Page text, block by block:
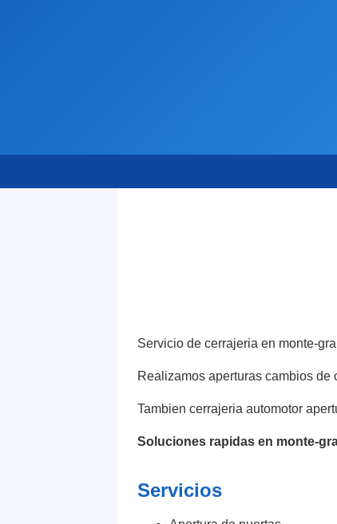
Servicio de cerrajeria en monte-
Realizamos aperturas cambios de
Tambien cerrajeria automotor
Soluciones rapidas en monte-
Servicios